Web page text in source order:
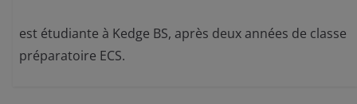
est étudiante à Kedge BS, après deux années de classe
préparatoire ECS.